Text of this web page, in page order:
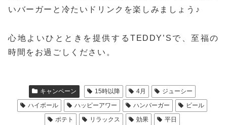
いバーガーと冷たいドリンクを楽しみましょう♪
心地よいひとときを提供するTEDDY’Sで、至福の
時間をお過ごしください。
キャンペーン 15時以降 4月
ジューシー
ハイボール
ハッピーアワー ハンバーガー
ビール
ポテト
リラックス 効果
平日